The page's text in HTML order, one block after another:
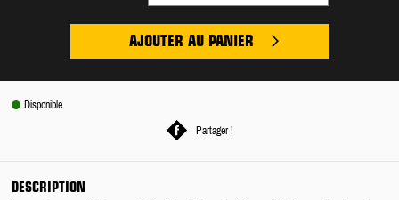
AJOUTER AU PANIER
Disponible
Partager !
DESCRIPTION